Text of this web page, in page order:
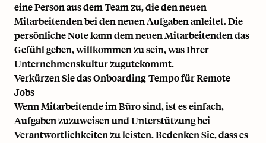
eine Person aus dem Team zu, die den neuen
Mitarbeitenden bei den neuen Aufgaben anleitet. Die
persönliche Note kann dem neuen Mitarbeitenden das
Gefühl geben, willkommen zu sein, was Ihrer
Unternehmenskultur zugutekommt.
Verkürzen Sie das Onboarding-Tempo für Remote-
Jobs
Wenn Mitarbeitende im Büro sind, ist es einfach,
Aufgaben zuzuweisen und Unterstützung bei
Verantwortlichkeiten zu leisten. Bedenken Sie, dass es